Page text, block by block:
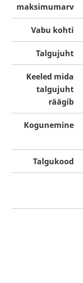
maksimumarv
Vabu kohti
Talgujuht
Keeled mida
talgujuht
räägib
Kogunemine
Talgukood